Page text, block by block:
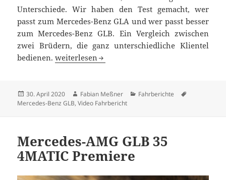
Unterschiede. Wir haben den Test gemacht, wer
passt zum Mercedes-Benz GLA und wer passt besser
zum Mercedes-Benz GLB. Ein Vergleich zwischen
zwei Brüdern, die ganz unterschiedliche Klientel
bedienen.GLA oder GLB: der Vergleichstest
weiterlesen
Veröffentlicht
am
30. April 2020 Autor
Fabian Meßner Kategorien
Fahrberichte
Mercedes-Benz GLB,Video Fahrbericht
Mercedes-AMG GLB 35
4MATIC Premiere